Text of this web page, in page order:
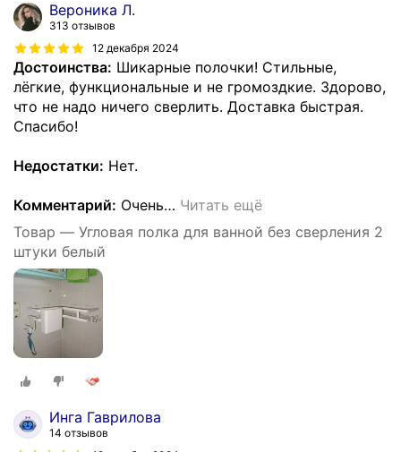
Вероника Л.
313 отзывов
12 декабря 2024
Достоинства: Шикарные полочки! Стильные,
лёгкие, функциональные и не громоздкие. Здорово,
что не надо ничего сверлить. Доставка быстрая.
Спасибо!
Недостатки: Нет.
Комментарий: Очень… Читать ещё
Товар — Угловая полка для ванной без сверления 2
штуки белый
Инга Гаврилова
14 отзывов